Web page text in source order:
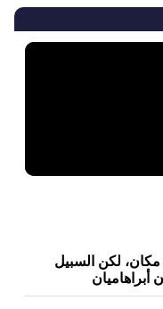
لكن السبيل
أبراهاميان